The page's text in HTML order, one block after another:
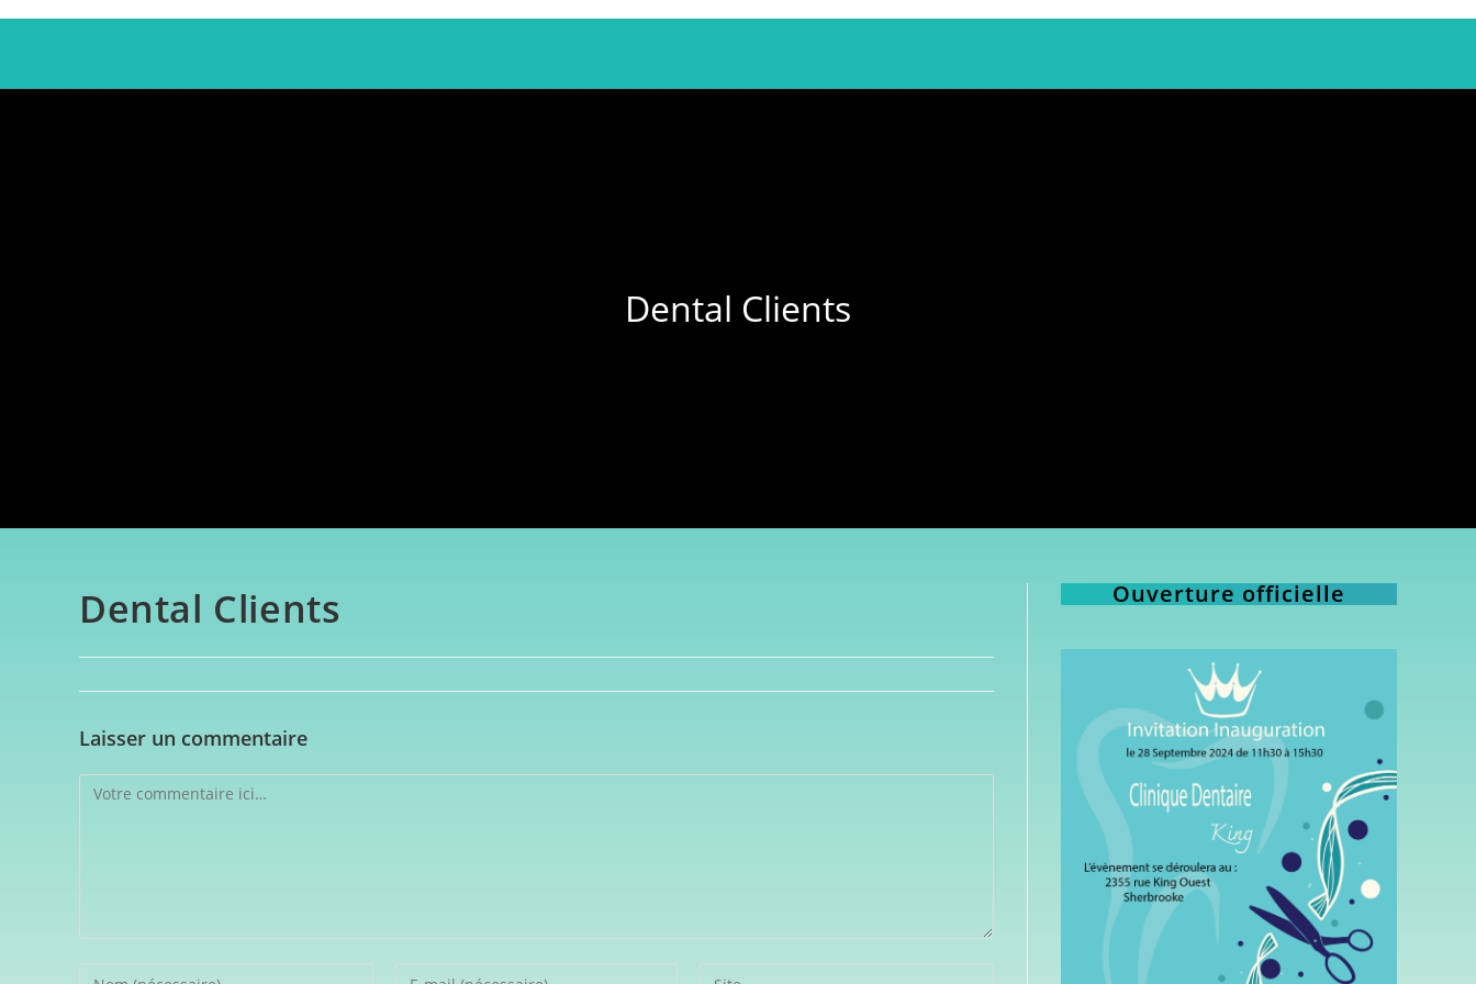
Dental Clients
Dental Clients
Laisser un commentaire
Ouverture officielle